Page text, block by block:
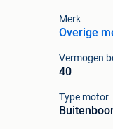
Merk
Overige
Vermogen
40
Type motor